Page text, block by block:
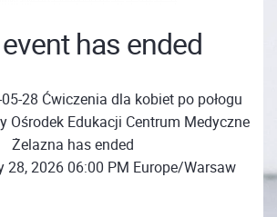
has ended
28 Ćwiczenia dla kobiet po połogu
Ośrodek Edukacji Centrum Medyczne
Żelazna has ended
28, 2026 06:00 PM Europe/Warsaw